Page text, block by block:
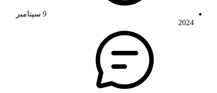
9 سپتامبر
2024